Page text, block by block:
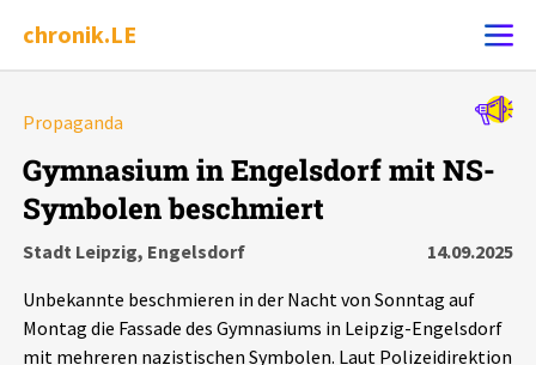
chronik.LE
Chronik
Leipziger Zustände
Propaganda
Gymnasium in Engelsdorf mit NS-
Symbolen beschmiert
Stadt Leipzig, Engelsdorf
14.09.2025
Unbekannte beschmieren in der Nacht von Sonntag auf
Montag die Fassade des Gymnasiums in Leipzig-Engelsdorf
mit mehreren nazistischen Symbolen. Laut Polizeidirektion
Alle Ereignisse
7502 Ereignisse
Ereignisse Statistik